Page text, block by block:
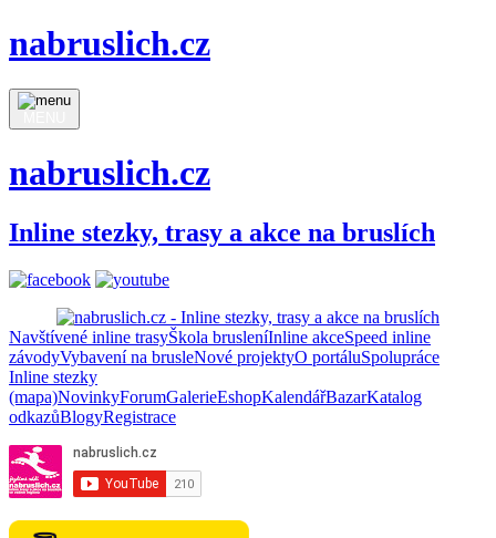
nabruslich.cz
nabruslich.cz
Inline stezky, trasy a akce na bruslích
Navštívené inline trasyŠkola brusleníInline akceSpeed inline
závodyVybavení na brusleNové projektyO portáluSpolupráce
Inline stezky
(mapa)NovinkyForumGalerieEshopKalendářBazarKatalog
odkazůBlogyRegistrace